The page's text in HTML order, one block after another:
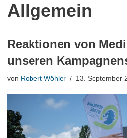
Allgemein
Reaktionen von
unseren
von Robert Wöhler 13. September